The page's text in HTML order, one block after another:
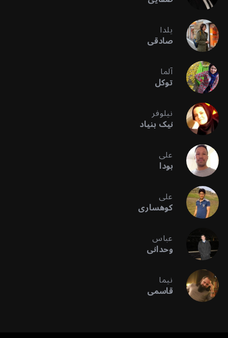
یلدا
صادقی
آلما
توکل
نیلوفر
نیک بنیاد
علی
بودا
علی
کوهساری
عباس
وحدانی
نیما
قاسمی